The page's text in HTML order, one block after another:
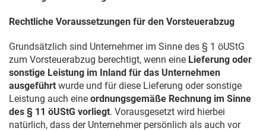
Rechtliche Voraussetzungen für den Vorsteuerabzug
Grundsätzlich sind Unternehmer im Sinne des § 1 öUStG
zum Vorsteuerabzug berechtigt, wenn eine Lieferung oder
sonstige Leistung im Inland für das Unternehmen
ausgeführt wurde und für diese Lieferung oder sonstige
Leistung auch eine ordnungsgemäße Rechnung im Sinne
des § 11 öUStG vorliegt. Vorausgesetzt wird hierbei
natürlich, dass der Unternehmer persönlich als auch vor